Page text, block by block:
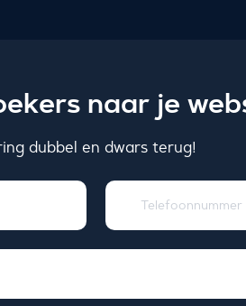
naar je
dubbel en dwars terug!